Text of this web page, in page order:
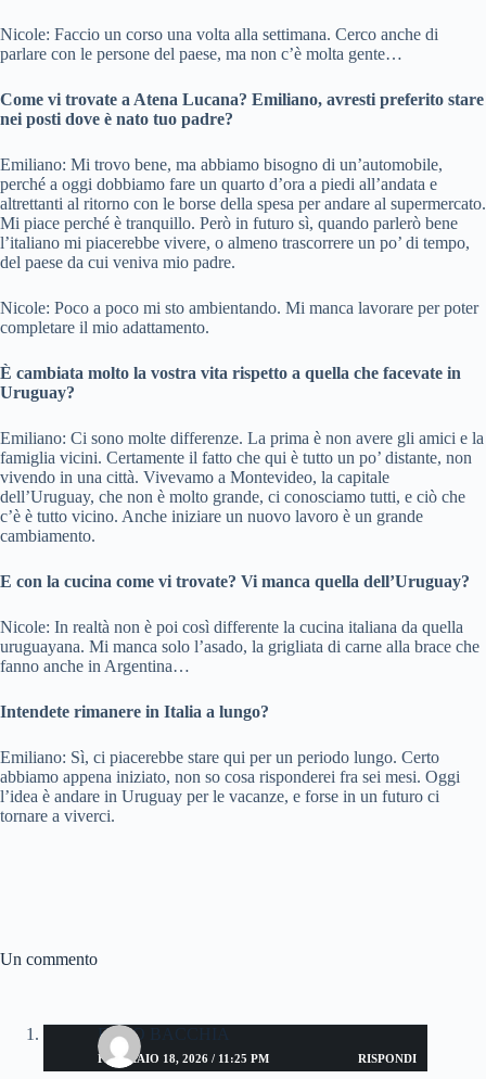
Nicole: Faccio un corso una volta alla settimana. Cerco anche di
parlare con le persone del paese, ma non c’è molta gente…
Come vi trovate a Atena Lucana? Emiliano, avresti preferito stare
nei posti dove è nato tuo padre?
Emiliano: Mi trovo bene, ma abbiamo bisogno di un’automobile,
perché a oggi dobbiamo fare un quarto d’ora a piedi all’andata e
altrettanti al ritorno con le borse della spesa per andare al supermercato.
Mi piace perché è tranquillo. Però in futuro sì, quando parlerò bene
l’italiano mi piacerebbe vivere, o almeno trascorrere un po’ di tempo,
del paese da cui veniva mio padre.
Nicole: Poco a poco mi sto ambientando. Mi manca lavorare per poter
completare il mio adattamento.
È cambiata molto la vostra vita rispetto a quella che facevate in
Uruguay?
Emiliano: Ci sono molte differenze. La prima è non avere gli amici e la
famiglia vicini. Certamente il fatto che qui è tutto un po’ distante, non
vivendo in una città. Vivevamo a Montevideo, la capitale
dell’Uruguay, che non è molto grande, ci conosciamo tutti, e ciò che
c’è è tutto vicino. Anche iniziare un nuovo lavoro è un grande
cambiamento.
E con la cucina come vi trovate? Vi manca quella dell’Uruguay?
Nicole: In realtà non è poi così differente la cucina italiana da quella
uruguayana. Mi manca solo l’asado, la grigliata di carne alla brace che
fanno anche in Argentina…
Intendete rimanere in Italia a lungo?
Emiliano: Sì, ci piacerebbe stare qui per un periodo lungo. Certo
abbiamo appena iniziato, non so cosa risponderei fra sei mesi. Oggi
l’idea è andare in Uruguay per le vacanze, e forse in un futuro ci
tornare a viverci.
Un commento
ENZO BACCHIA
FEBBRAIO 18, 2026 / 11:25 PM RISPONDI